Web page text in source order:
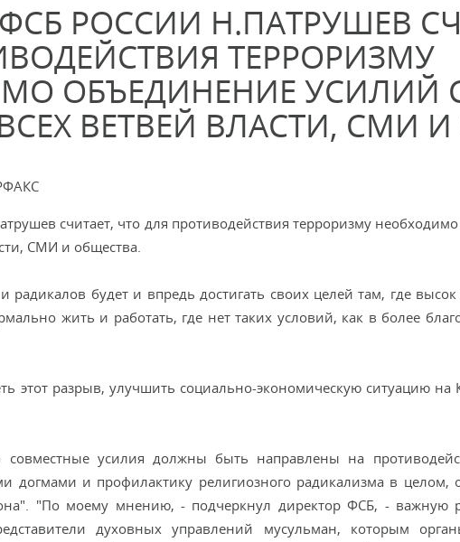
РОССИИ Н.ПАТРУШЕВ
ТЕРРОРИЗМУ
ОБЪЕДИНЕНИЕ УСИЛИЙ
ВЕТВЕЙ ВЛАСТИ, СМИ
считает, что для противодействия терроризму
СМИ и общества.
радикалов будет и впредь достигать своих целей там, где
жить и работать, где нет таких условий, как в более
этот разрыв, улучшить социально-экономическую ситуацию на
совместные усилия должны быть направлены на
догмами и профилактику религиозного радикализма в
"По моему мнению, - подчеркнул директор ФСБ, - важную
духовных управлений мусульман, которым